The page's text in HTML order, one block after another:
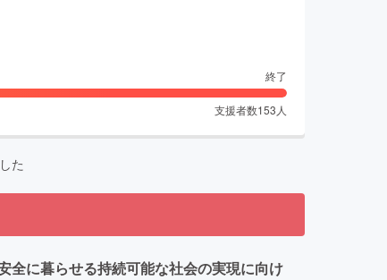
終了
支援者数153 人
た
全に暮らせる持続可能な社会の実現に向け